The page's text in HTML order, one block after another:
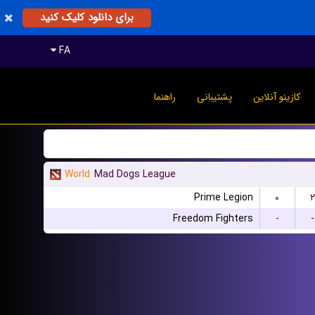
برای دانلود کلیک کنید
FA
کازینو آنلاین پشتیبانی راهنما
World Mad Dogs League
Prime Legion
۰
۲
Freedom Fighters
- -